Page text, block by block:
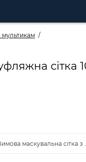
мультикам
сітка
індивідуального
маскувальна сітка